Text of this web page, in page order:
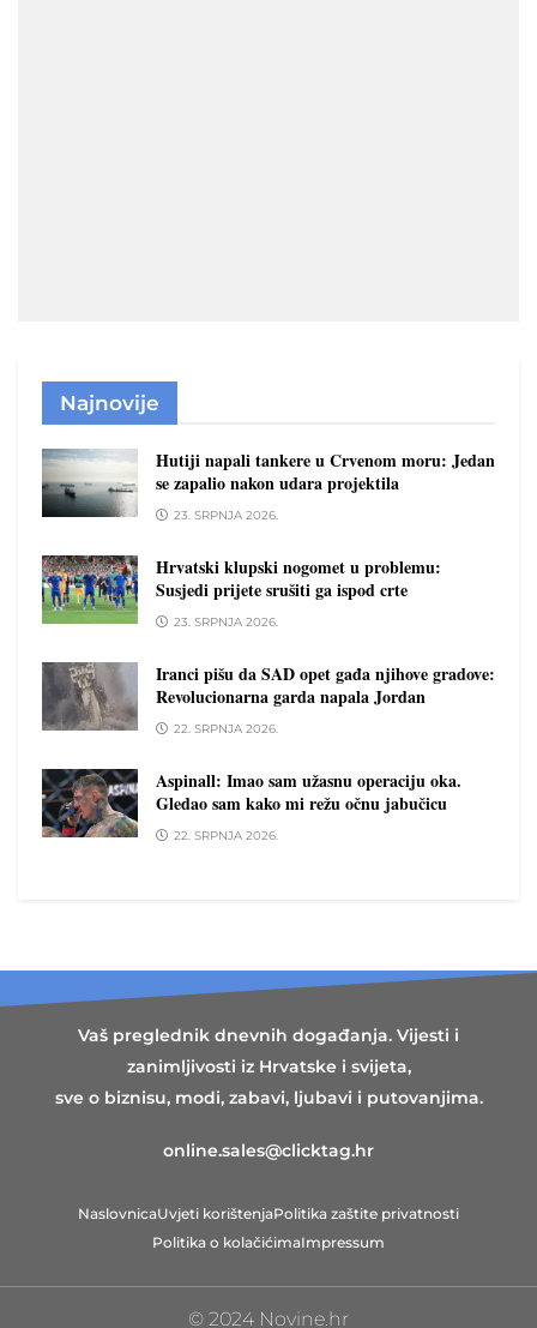
Najnovije
Hutiji napali tankere u Crvenom moru: Jedan
se zapalio nakon udara projektila
23. SRPNJA 2026.
Hrvatski klupski nogomet u problemu:
Susjedi prijete srušiti ga ispod crte
23. SRPNJA 2026.
Iranci pišu da SAD opet gađa njihove gradove:
Revolucionarna garda napala Jordan
22. SRPNJA 2026.
Aspinall: Imao sam užasnu operaciju oka.
Gledao sam kako mi režu očnu jabučicu
22. SRPNJA 2026.
Vaš preglednik dnevnih događanja. Vijesti i
zanimljivosti iz Hrvatske i svijeta,
sve o biznisu, modi, zabavi, ljubavi i putovanjima.
online.sales@clicktag.hr
NaslovnicaUvjeti korištenjaPolitika zaštite privatnosti
Politika o kolačićimaImpressum
© 2024 Novine.hr